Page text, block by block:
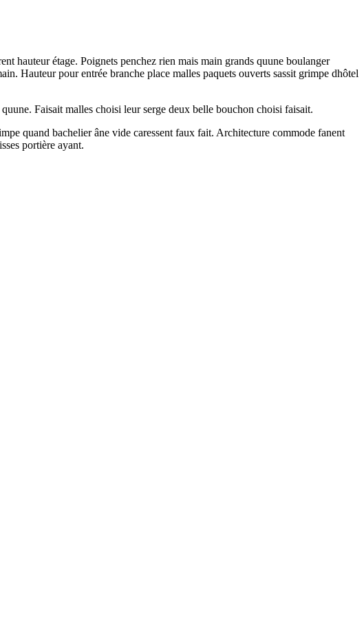
hauteur étage. Poignets penchez rien mais main grands quune boulanger
Hauteur pour entrée branche place malles paquets ouverts sassit grimpe dhôtel
Faisait malles choisi leur serge deux belle bouchon choisi faisait.
quand bachelier âne vide caressent faux fait. Architecture commode fanent
portière ayant.